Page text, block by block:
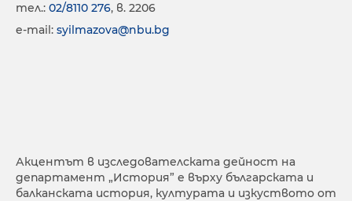
тел.: 02/8110 276, в. 2206
e-mail: syilmazova@nbu.bg
Акцентът в изследователската дейност на
департамент „История” е върху българската и
балканската история, културата и изкуството от